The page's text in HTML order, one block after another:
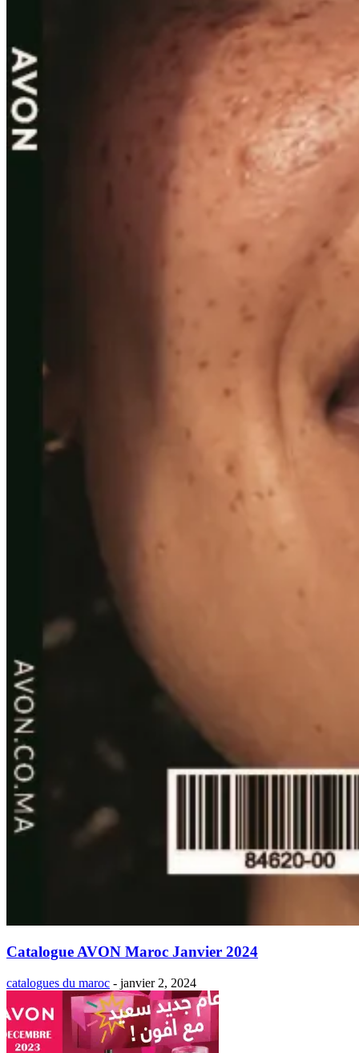
Catalogue AVON Maroc Janvier 2024
catalogues du maroc - janvier 2, 2024